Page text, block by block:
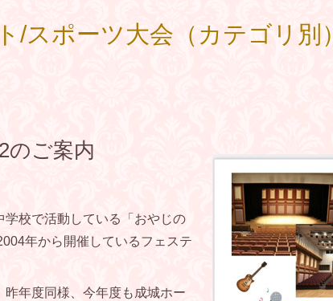
/スポーツ大会（カテゴリ別）
のご案内
校で活動している「おやじの
年から開催しているフェステ
年度同様、今年度も成城ホー